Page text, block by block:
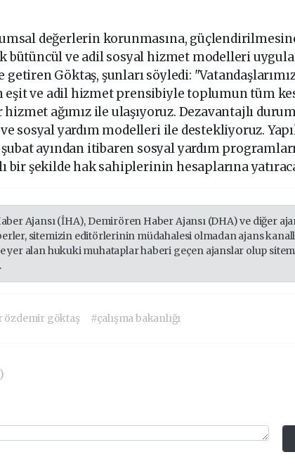
değerlerin korunmasına,
ve adil sosyal hizmet modelleri
Göktaş, şunları söyledi:
eşit ve adil hizmet prensibiyle toplumun tüm
ağımız ile ulaşıyoruz. Dezavantajlı
sosyal yardım modelleri ile destekliyoruz.
ayından itibaren sosyal yardım
bir şekilde hak sahiplerinin hesaplarına
Ajansı (İHA), Demirören Haber Ajansı (DHA) ve diğer
sitemizin editörlerinin müdahalesi olmadan ajans
yer alan hukuki muhataplar haberi geçen ajanslar olup
özdemir göktaş #çalışma bakanlığı